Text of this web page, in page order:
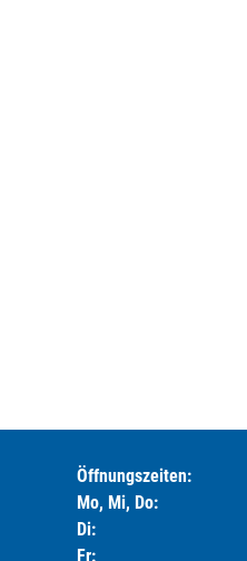
Öffnungszeiten:
Mo, Mi, Do:
Di:
Fr: